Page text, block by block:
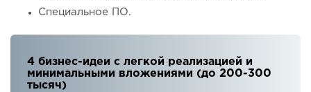
Специальное ПО.
4 бизнес-идеи с легкой реализацией и
минимальными вложениями (до 200-300
тысяч)